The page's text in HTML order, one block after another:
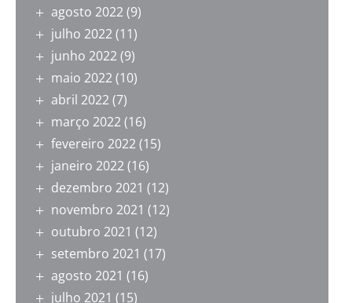
agosto 2022(9)
julho 2022(11)
junho 2022(9)
maio 2022(10)
abril 2022(7)
março 2022(16)
fevereiro 2022(15)
janeiro 2022(16)
dezembro 2021 (12)
novembro 2021 (12)
outubro 2021 (12)
setembro 2021 (17)
agosto 2021 (16)
julho 2021 (15)